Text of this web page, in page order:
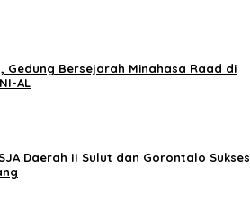
Gedung Bersejarah Minahasa Raad di
AL
Daerah II Sulut dan Gorontalo Sukses